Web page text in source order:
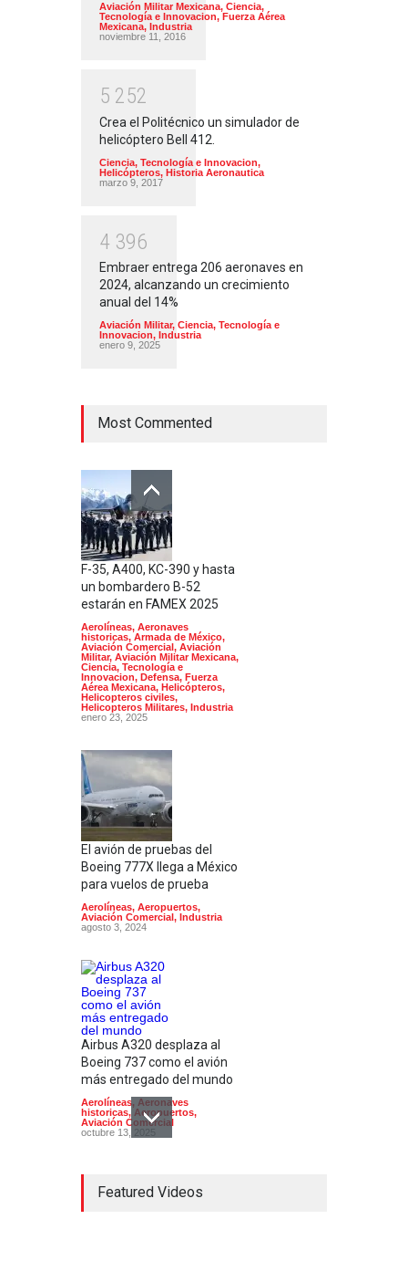
Aviación Militar Mexicana, Ciencia,
Tecnología e Innovacion, Fuerza Aérea
Mexicana, Industria
noviembre 11, 2016
5 252
Crea el Politécnico un simulador de
helicóptero Bell 412.
Ciencia, Tecnología e Innovacion,
Helicópteros, Historia Aeronautica
marzo 9, 2017
4 396
Embraer entrega 206 aeronaves en
2024, alcanzando un crecimiento
anual del 14%
Aviación Militar, Ciencia, Tecnología e
Innovacion, Industria
enero 9, 2025
Most Commented
F-35, A400, KC-390 y hasta
un bombardero B-52
estarán en FAMEX 2025
Aerolíneas, Aeronaves
historicas, Armada de México,
Aviación Comercial , Aviación
Militar, Aviación Militar Mexicana,
Ciencia, Tecnología e
Innovacion, Defensa, Fuerza
Aérea Mexicana, Helicópteros,
Helicopteros civiles,
Helicopteros Militares, Industria
enero 23, 2025
El avión de pruebas del
Boeing 777X llega a México
para vuelos de prueba
Aerolíneas, Aeropuertos,
Aviación Comercial , Industria
agosto 3, 2024
Airbus A320 desplaza al
Boeing 737 como el avión
más entregado del mundo
Aerolíneas, Aeronaves
historicas, Aeropuertos,
Aviación Comercial
octubre 13, 2025
Featured Videos